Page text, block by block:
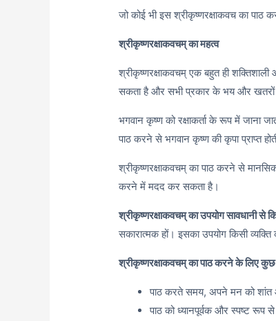
जो कोई भी इस श्रीकृष्णरक्षाकवच का पाठ
श्रीकृष्णरक्षाकवचम् का महत्व
श्रीकृष्णरक्षाकवचम् एक बहुत ही
सकता है और सभी प्रकार के भय और खतरों
भगवान कृष्ण को रक्षाकर्ता के रूप में जाना
पाठ करने से भगवान कृष्ण की कृपा प्राप्त
श्रीकृष्णरक्षाकवचम् का पाठ करने से
करने में मदद कर सकता है।
श्रीकृष्णरक्षाकवचम् का उपयोग सावधानी से
सकारात्मक हों। इसका उपयोग किसी
श्रीकृष्णरक्षाकवचम् का पाठ करने के लिए कुछ
पाठ करते समय, अपने मन को
पाठ को ध्यानपूर्वक और स्पष्ट रूप